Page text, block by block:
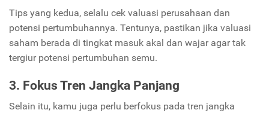
Tips yang kedua, selalu cek valuasi perusahaan dan
potensi pertumbuhannya. Tentunya, pastikan jika valuasi
saham berada di tingkat masuk akal dan wajar agar tak
tergiur potensi pertumbuhan semu.
3. Fokus Tren Jangka Panjang
Selain itu, kamu juga perlu berfokus pada tren jangka